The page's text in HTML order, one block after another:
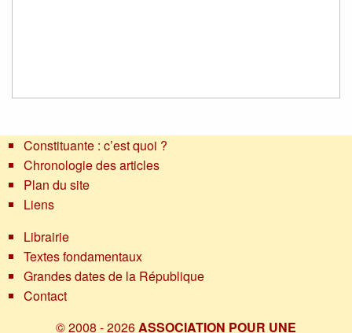
Constituante : c’est quoi ?
Chronologie des articles
Plan du site
Liens
Librairie
Textes fondamentaux
Grandes dates de la République
Contact
© 2008 - 2026ASSOCIATION POUR UNE